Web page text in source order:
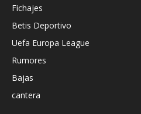
Fichajes
Betis Deportivo
Uefa Europa League
Rumores
Bajas
cantera